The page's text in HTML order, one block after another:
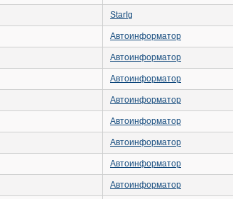
StarIg
Автоинформатор
Автоинформатор
Автоинформатор
Автоинформатор
Автоинформатор
Автоинформатор
Автоинформатор
Автоинформатор